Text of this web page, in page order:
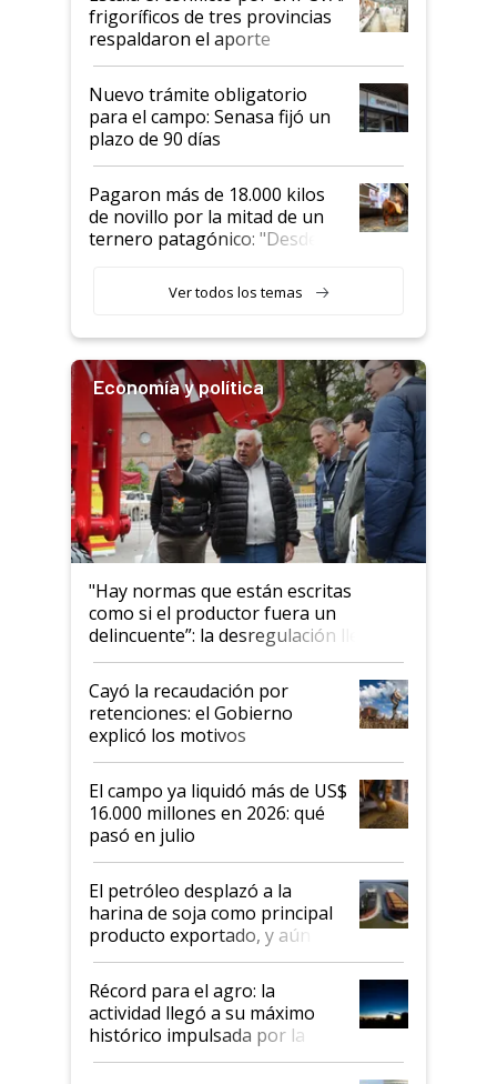
animales: "Mientras me
descalificaban, yo seguí
haciendo currículum"
frigoríficos de tres provincias
respaldaron el aporte
obligatorio
Nuevo trámite obligatorio
para el campo: Senasa fijó un
plazo de 90 días
Pagaron más de 18.000 kilos
de novillo por la mitad de un
ternero patagónico: "Desde
llamar la atención"
Ver todos los temas
Economía y política
"Hay normas que están escritas
como si el productor fuera un
delincuente”: la desregulación llegó
al Congreso Aapresid y hasta se
habló del financiamiento al IPCVA
Cayó la recaudación por
retenciones: el Gobierno
explicó los motivos
El campo ya liquidó más de US$
16.000 millones en 2026: qué
pasó en julio
El petróleo desplazó a la
harina de soja como principal
producto exportado, y aún así
el agro aportó casi seis de cada
diez dólares y sostuvo el
liderazgo en un semestre
récord
Récord para el agro: la
actividad llegó a su máximo
histórico impulsada por la
cosecha y las exportaciones